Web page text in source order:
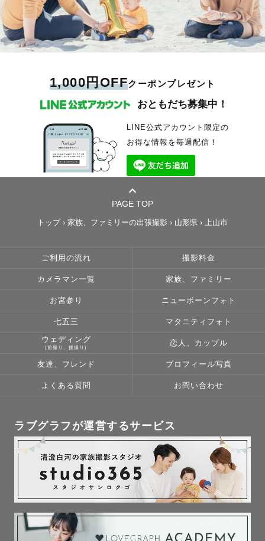
1,000円OFFクーポンプレゼント
おともだち募集中！
LINE公式アカウント限定の
お得な情報を毎週配信！
PAGE TOP
トップ› 家族、ファミリーの出張撮影 › 山形県 › 上山市
ご利用の流れ 撮影料金
カメラマン一覧 家族、ファミリー
お宮参り ニューボーンフォト
七五三 マタニティフォト
ウェディング
(前撮り、後撮り)
恋人、カップル
友達、フレンド プロフィール写真
よくある質問 お問い合わせ
ラブグラフが運営するサービス